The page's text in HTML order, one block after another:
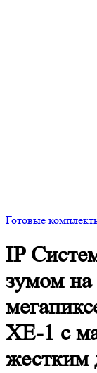
Готовые
IP
зумом
XE-1 с
жестким